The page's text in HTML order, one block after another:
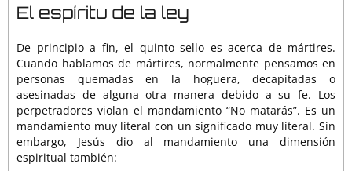
El espíritu de la ley
De principio a fin, el quinto sello es acerca de mártires.
Cuando hablamos de mártires, normalmente pensamos en
personas quemadas en la hoguera, decapitadas o
asesinadas de alguna otra manera debido a su fe. Los
perpetradores violan el mandamiento “No matarás”. Es un
mandamiento muy literal con un significado muy literal. Sin
embargo, Jesús dio al mandamiento una dimensión
espiritual también: